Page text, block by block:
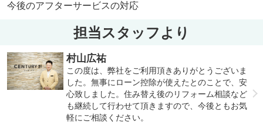
今後のアフターサービスの対応
担当スタッフより
村山広祐
この度は、弊社をご利用頂きありがとうございま
した。無事にローン控除が使えたとのことで、安
心致しました。住み替え後のリフォーム相談など
も継続して行わせて頂きますので、今後ともお気
軽にご相談ください。